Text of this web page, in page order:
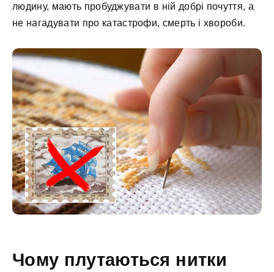
людину, мають пробуджувати в ній добрі почуття, а
не нагадувати про катастрофи, смерть і хвороби.
Чому плутаються нитки